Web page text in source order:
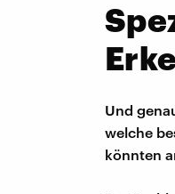
Und
welche
könnten